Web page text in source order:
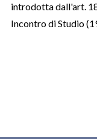
introdotta dall'art.
Incontro di Studio